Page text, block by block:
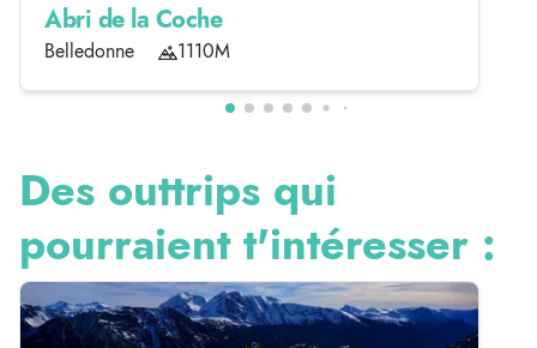
Abri de la Coche
Belledonne 1110M
Des outtrips qui
pourraient t'intéresser :